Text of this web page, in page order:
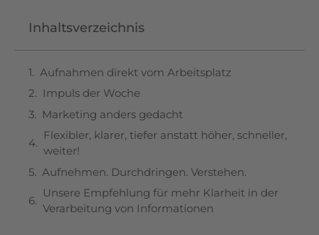
Inhaltsverzeichnis
Aufnahmen direkt vom Arbeitsplatz
Impuls der Woche
Marketing anders gedacht
Flexibler, klarer, tiefer anstatt höher, schneller,
weiter!
Aufnehmen. Durchdringen. Verstehen.
Unsere Empfehlung für mehr Klarheit in der
Verarbeitung von Informationen